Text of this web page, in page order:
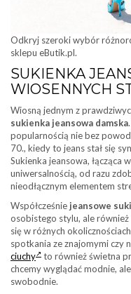
Odkryj szeroki wybór
sklepu eButik.pl.
SUKIENKA
WIOSENNYCH
Wiosną jednym z
sukienka jeansowa damska
popularnością nie bez
70., kiedy to jeans stał się
Sukienka jeansowa, łącząca
uniwersalnością, od razu
nieodłącznym elementem
Współcześnie jeansowe
osobistego stylu, ale
się w różnych
spotkania ze znajomymi czy
ciuchy
to również świetna
chcemy wyglądać modnie,
swobodnie.